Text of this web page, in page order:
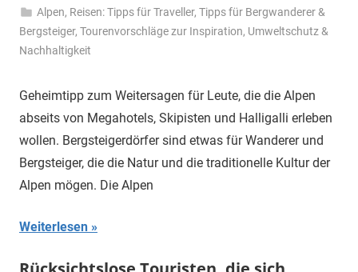
24.
Februar
2024
Alpen, Reisen: Tipps für Traveller,Tipps für Bergwanderer &
Bergsteiger, Tourenvorschläge zur Inspiration, Umweltschutz &
Nachhaltigkeit
Geheimtipp zum Weitersagen für Leute, die die Alpen
abseits von Megahotels, Skipisten und Halligalli erleben
wollen. Bergsteigerdörfer sind etwas für Wanderer und
Bergsteiger, die die Natur und die traditionelle Kultur der
Alpen mögen. Die Alpen
Weiterlesen